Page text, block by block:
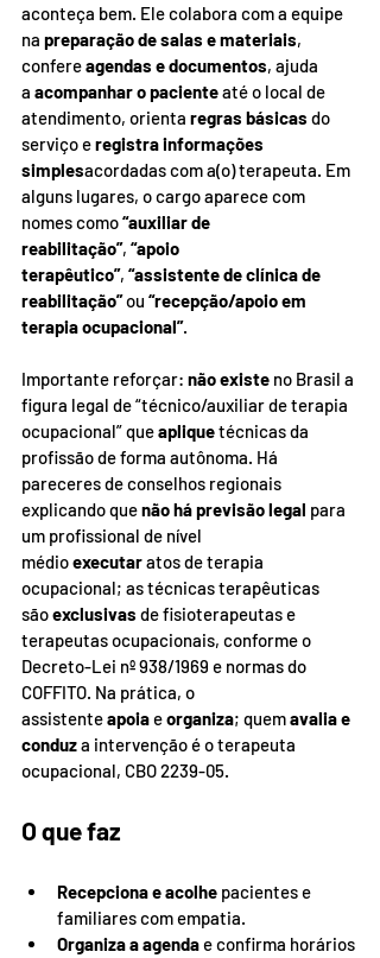
aconteça bem. Ele colabora com a equipe
na preparação de salas e materiais,
confere agendas e documentos, ajuda
a acompanhar o paciente até o local de
atendimento, orienta regras básicas do
serviço e registra informações
simplesacordadas com a(o) terapeuta. Em
alguns lugares, o cargo aparece com
nomes como “auxiliar de
reabilitação”, “apoio
terapêutico”, “assistente de clínica de
reabilitação” ou “recepção/apoio em
terapia ocupacional”.
Importante reforçar: não existe no Brasil a
figura legal de “técnico/auxiliar de terapia
ocupacional” que aplique técnicas da
profissão de forma autônoma. Há
pareceres de conselhos regionais
explicando que não há previsão legal para
um profissional de nível
médio executar atos de terapia
ocupacional; as técnicas terapêuticas
são exclusivas de fisioterapeutas e
terapeutas ocupacionais, conforme o
Decreto-Lei nº 938/1969 e normas do
COFFITO. Na prática, o
assistente apoia e organiza; quem avalia e
conduz a intervenção é o terapeuta
ocupacional, CBO 2239-05.
O que faz
Recepciona e acolhe pacientes e
familiares com empatia.
Organiza a agenda e confirma horários